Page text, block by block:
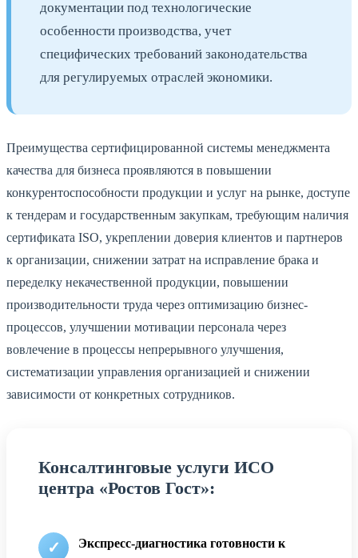
документации под технологические
особенности производства, учет
специфических требований законодательства
для регулируемых отраслей экономики.
Преимущества сертифицированной системы менеджмента
качества для бизнеса проявляются в повышении
конкурентоспособности продукции и услуг на рынке, доступе
к тендерам и государственным закупкам, требующим наличия
сертификата ISO, укреплении доверия клиентов и партнеров
к организации, снижении затрат на исправление брака и
переделку некачественной продукции, повышении
производительности труда через оптимизацию бизнес-
процессов, улучшении мотивации персонала через
вовлечение в процессы непрерывного улучшения,
систематизации управления организацией и снижении
зависимости от конкретных сотрудников.
Консалтинговые услуги ИСО
центра «Ростов Гост»:
Экспресс-диагностика готовности к